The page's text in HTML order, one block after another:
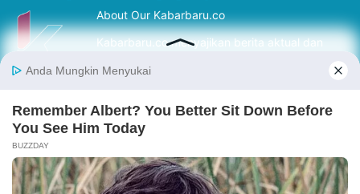
About Our Kabarbaru.co
Kabarbaru.co menyajikan berita aktual dan
serta terverifikasi dari sumber yang tepat.
Follow Kabarbaru